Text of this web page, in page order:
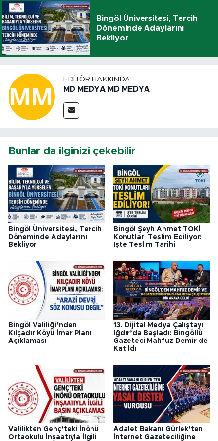
Bingöl Üniversitesi, Tercih
Döneminde Adaylarını
Bekliyor
EDITÖR HAKKINDA
MD MEDYA MD MEDYA
Bunlar da ilginizi çekebilir
Bingöl Üniversitesi, Tercih
Döneminde Adaylarını
Bekliyor
Bingöl Şeyh Ahmet TOKİ
Konutları Teslim Ediliyor:
İşte Teslim Tarihi
Bingöl Valiliği’nden
Kılçadır Köyü İmar Planı
Açıklaması
13. Dijital Medya Çalıştayı
Iğdır’da Başladı: Bingöllü
Gazeteci Mahfuz Demir de
Katıldı
Valilikten Genç’teki İnönü
Ortaokulu İnşaatıyla İlgili
Adalet Bakanı Gürlek’ten
İnternet Gazeteciliğine